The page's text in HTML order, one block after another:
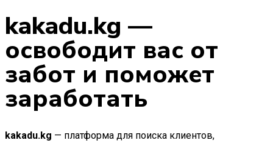
kakadu.kg —
освободит вас от
забот и поможет
заработать
kakadu.kg — платформа для поиска клиентов,